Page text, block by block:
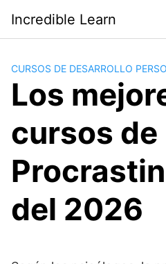
contenido
Incredible Learn
CURSOS DE DESARROLLO
Los
cursos de
del 2026